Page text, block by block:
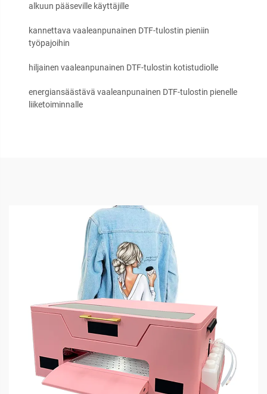
alkuun pääseville käyttäjille
kannettava vaaleanpunainen DTF-tulostin pieniin
työpajoihin
hiljainen vaaleanpunainen DTF-tulostin kotistudiolle
energiansäästävä vaaleanpunainen DTF-tulostin pienelle
liiketoiminnalle